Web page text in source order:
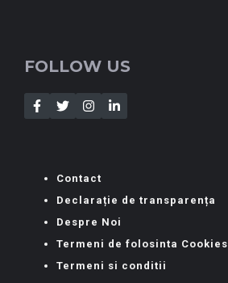
FOLLOW US
Contact
Declarație de transparența
Despre Noi
Termeni de folosinta Cookies
Termeni si conditii